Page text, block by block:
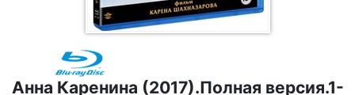
Анна Каренина (2017).Полная версия.1-